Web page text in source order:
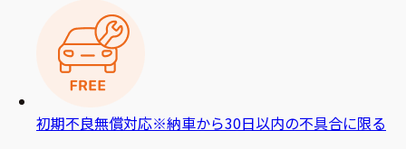
初期不良無償対応※納車から30日以内の不具合に限る